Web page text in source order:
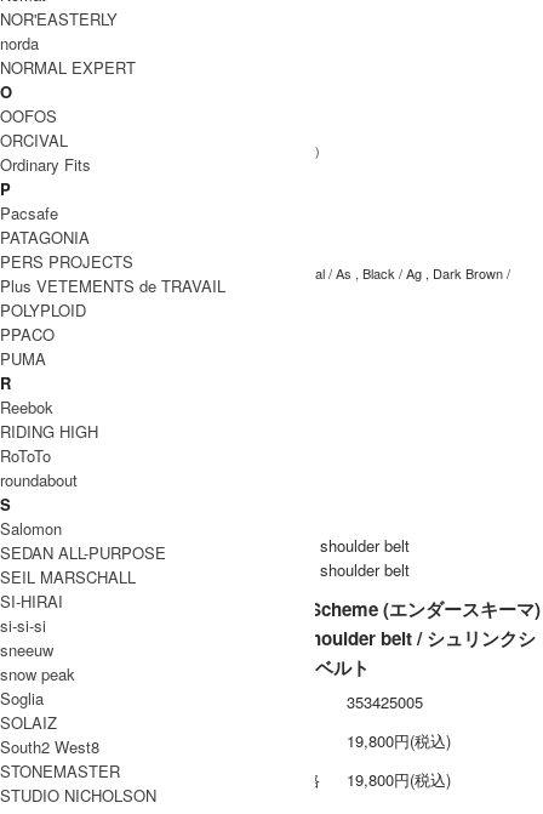
SIZE
サイズ
One 3cm
INFORMATION
ブランド
名
Hender Scheme (エンダースキーマ)
型番
カラー
Black / As , Dark Brown / As , Natural / As , Black / Ag , Dark Brown /
Ag , Natural / Ag
素材
生産国
洗濯表記
裏地 / 透
け感
Hender Scheme (エンダースキーマ)
shrink shoulder belt / シュリンクシ
ョルダーベルト
353425005
19,800円(税込)
販売価格
19,800円(税込)
NOR'EASTERLY
norda
NORMAL EXPERT
O
OOFOS
ORCIVAL
Ordinary Fits
P
Pacsafe
PATAGONIA
PERS PROJECTS
Plus VETEMENTS de TRAVAIL
POLYPLOID
PPACO
PUMA
R
Reebok
RIDING HIGH
RoToTo
roundabout
S
Salomon
SEDAN ALL-PURPOSE
SEIL MARSCHALL
SI-HIRAI
si-si-si
sneeuw
snow peak
Soglia
SOLAIZ
South2 West8
STONEMASTER
STUDIO NICHOLSON